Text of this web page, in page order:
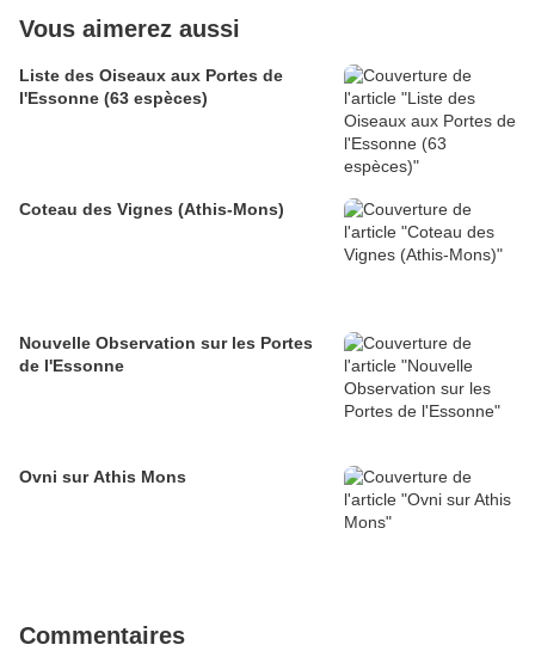
Vous aimerez aussi
Liste des Oiseaux aux Portes de
l'Essonne (63 espèces)
Coteau des Vignes (Athis-Mons)
Nouvelle Observation sur les Portes
de l'Essonne
Ovni sur Athis Mons
Commentaires